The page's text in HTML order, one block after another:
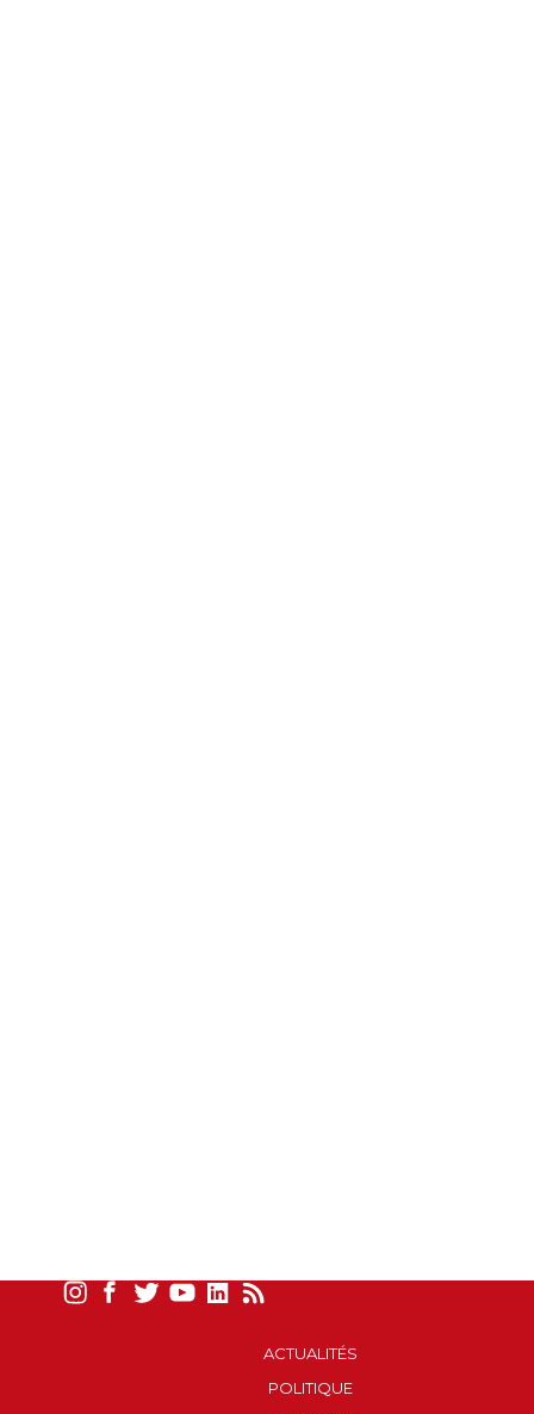
ACTUALITÉS
POLITIQUE